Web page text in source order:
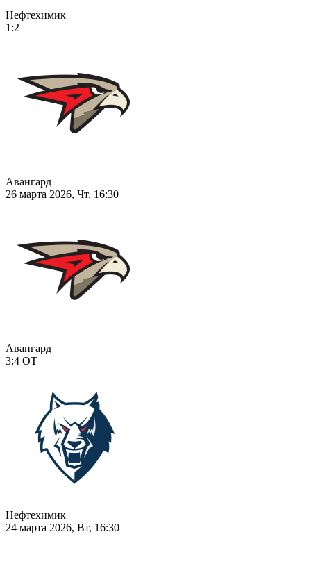
Нефтехимик
1:2
Авангард
26 марта 2026, Чт, 16:30
Авангард
3:4 ОТ
Нефтехимик
24 марта 2026, Вт, 16:30